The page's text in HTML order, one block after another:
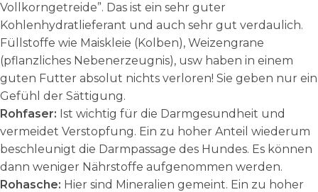
Vollkorngetreide”. Das ist ein sehr guter
Kohlenhydratlieferant und auch sehr gut verdaulich.
Füllstoffe wie Maiskleie (Kolben), Weizengrane
(pflanzliches Nebenerzeugnis), usw haben in einem
guten Futter absolut nichts verloren! Sie geben nur ein
Gefühl der Sättigung.
Rohfaser: Ist wichtig für die Darmgesundheit und
vermeidet Verstopfung. Ein zu hoher Anteil wiederum
beschleunigt die Darmpassage des Hundes. Es können
dann weniger Nährstoffe aufgenommen werden.
Rohasche: Hier sind Mineralien gemeint. Ein zu hoher